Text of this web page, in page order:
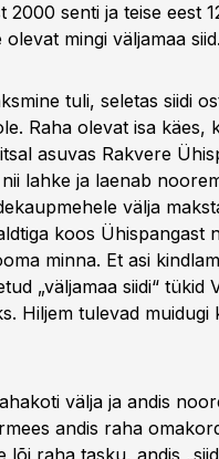
2000 senti ja teise eest
olevat mingi väljamaa siid.
tuli, seletas siidi
Raha olevat isa käes,
asuvas Rakvere
lahke ja laenab
välja
koos Ühispangast
minna. Et asi
„väljamaa siidi“ tükid
Hiljem tulevad muidugi
välja ja andis
andis raha
lõi raha tasku, andis